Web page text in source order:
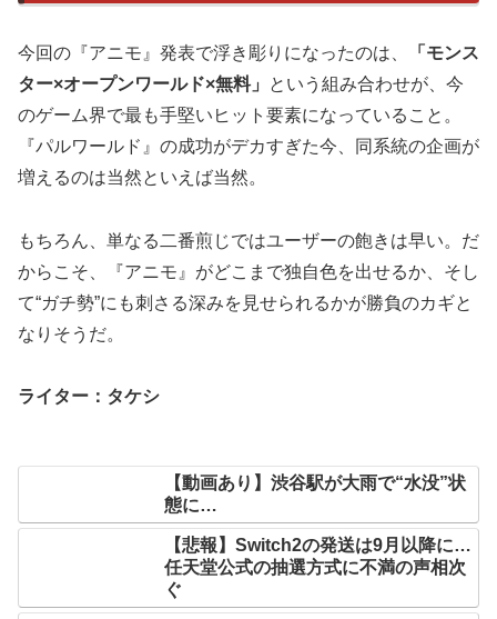
今回の『アニモ』発表で浮き彫りになったのは、
「モンス
ター×オープンワールド×無料」
という組み合わせが、今
のゲーム界で最も手堅いヒット要素になっていること。
『パルワールド』の成功がデカすぎた今、同系統の企画が
増えるのは当然といえば当然。
もちろん、単なる二番煎じではユーザーの飽きは早い。だ
からこそ、『アニモ』がどこまで独自色を出せるか、そし
て“ガチ勢”にも刺さる深みを見せられるかが勝負のカギと
なりそうだ。
ライター：タケシ
【動画あり】渋谷駅が大雨で“水没”状
態に…
【悲報】Switch2の発送は9月以降に…
任天堂公式の抽選方式に不満の声相次
ぐ